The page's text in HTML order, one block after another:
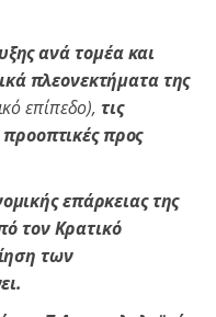
ανά τομέα και
πλεονεκτήματα της
επίπεδο), τις
προς
επάρκειας της
τον Κρατικό
των